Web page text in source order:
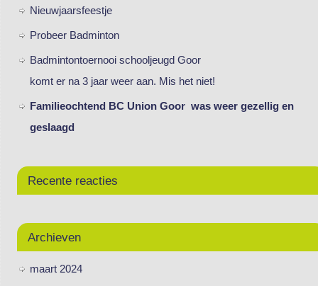
Nieuwjaarsfeestje
Probeer Badminton
Badmintontoernooi schooljeugd Goor
komt er na 3 jaar weer aan. Mis het niet!
Familieochtend BC Union Goor was weer gezellig en
geslaagd
Recente reacties
Archieven
maart 2024